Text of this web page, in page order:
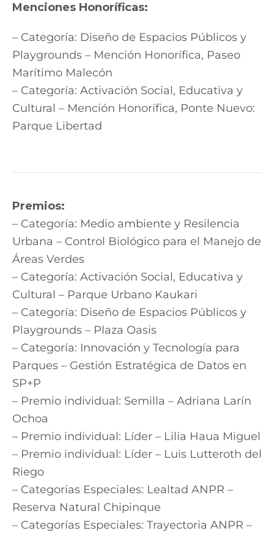
Menciones Honoríficas:
– Categoría: Diseño de Espacios Públicos y
Playgrounds – Mención Honorífica, Paseo
Marítimo Malecón
– Categoría: Activación Social, Educativa y
Cultural – Mención Honorífica, Ponte Nuevo:
Parque Libertad
Premios:
– Categoría: Medio ambiente y Resilencia
Urbana – Control Biológico para el Manejo de
Áreas Verdes
– Categoría: Activación Social, Educativa y
Cultural – Parque Urbano Kaukari
– Categoría: Diseño de Espacios Públicos y
Playgrounds – Plaza Oasis
– Categoría: Innovación y Tecnología para
Parques – Gestión Estratégica de Datos en
SP+P
– Premio individual: Semilla – Adriana Larín
Ochoa
– Premio individual: Líder – Lilia Haua Miguel
– Premio individual: Líder – Luis Lutteroth del
Riego
– Categorías Especiales: Lealtad ANPR –
Reserva Natural Chipinque
– Categorías Especiales: Trayectoria ANPR –